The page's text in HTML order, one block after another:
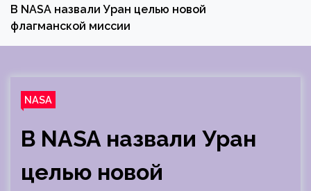
В NASA назвали Уран целью новой
флагманской миссии
NASA
В NASA назвали Уран
целью новой